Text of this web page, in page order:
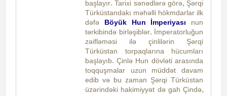
başlayır. Tarixi sənədlərə görə, Şərqi
Türküstandakı məhəlli hökmdarlar ilk
dəfə Böyük Hun İmperiyası nun
tərkibində birləşiblər. İmperatorluğun
zəifləməsi ilə çinlilərin Şərqi
Türküstan torpaqlarına hücumları
başlayıb. Çinlə Hun dövləti arasında
toqquşmalar uzun müddət davam
edib və bu zaman Şərqi Türküstan
üzərindəki hakimiyyət də gah Çində,